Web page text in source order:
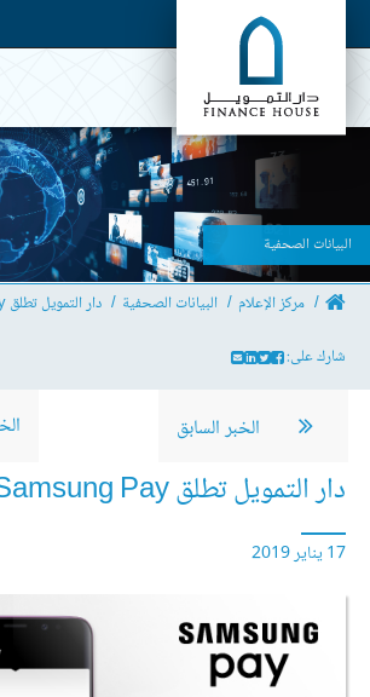
البيانات الصحفية
مركز الإعلام البيانات الصحفية
دار التمويل تطلق Samsung Pay
شارك على:
الخبر السابق
دار التمويل تطلق Samsung Pay
17 يناير 2019